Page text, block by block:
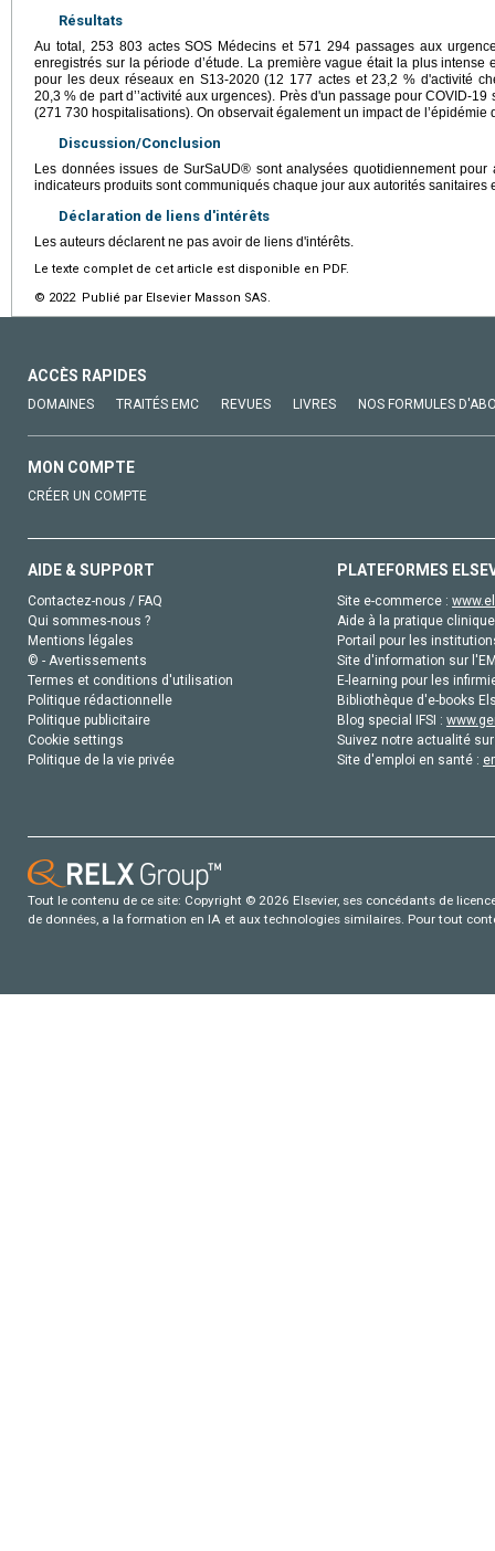
Résultats
Au total, 253 803 actes SOS Médecins et 571 294 passages aux
enregistrés sur la période d’étude. La première vague était la plus
pour les deux réseaux en S13-2020 (12 177 actes et 23,2 % d'activité
20,3 % de part d’’activité aux urgences). Près d'un passage pour COVID-
(271 730 hospitalisations). On observait également un impact de l’épidémie
Discussion/Conclusion
Les données issues de SurSaUD® sont analysées quotidiennement pour
indicateurs produits sont communiqués chaque jour aux autorités sanitaires
Déclaration de liens d'intérêts
Les auteurs déclarent ne pas avoir de liens d'intérêts.
Le texte complet de cet article est disponible en PDF.
© 2022 Publié par Elsevier Masson SAS.
ACCÈS RAPIDES
DOMAINES TRAITÉS EMC REVUES LIVRES NOS FORMULES
MON COMPTE
CRÉER UN COMPTE
AIDE & SUPPORT
Contactez-nous / FAQ
Qui sommes-nous ?
Mentions légales
© - Avertissements
Termes et conditions d'utilisation
Politique rédactionnelle
Politique publicitaire
Cookie settings
Politique de la vie privée
PLATEFORMES
Site e-commerce :
Aide à la pratique
Portail pour les
Site d'information sur
E-learning pour les
Bibliothèque d'e-books
Blog special IFSI :
Suivez notre actualité
Site d'emploi en santé :
Tout le contenu de ce site: Copyright © 2026 Elsevier, ses concédants de
de données, a la formation en IA et aux technologies similaires. Pour tout